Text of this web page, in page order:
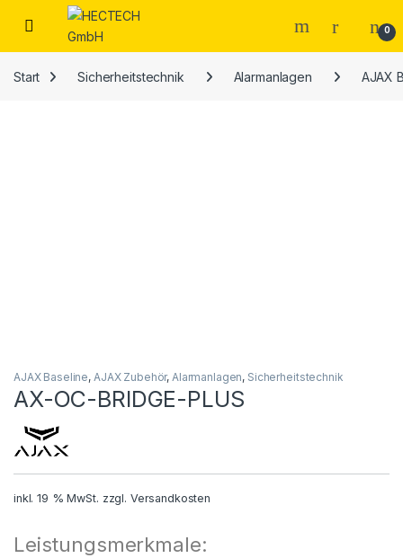
Open 0
Start Sicherheitstechnik Alarmanlagen AJAX
AJAX Baseline, AJAX Zubehör, Alarmanlagen, Sicherheitstechnik
AX-OC-BRIDGE-PLUS
inkl. 19 % MwSt. zzgl. Versandkosten
Leistungsmerkmale: